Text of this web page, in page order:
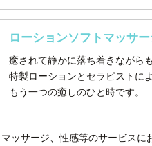
ローションソフトマッサ
癒されて静かに落ち着きながら
特製ローションとセラピストに
もう一つの癒しのひと時です。
マッサージ、性感等のサービスに